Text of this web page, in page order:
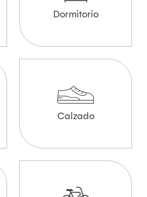
Dormitorio
Calzado